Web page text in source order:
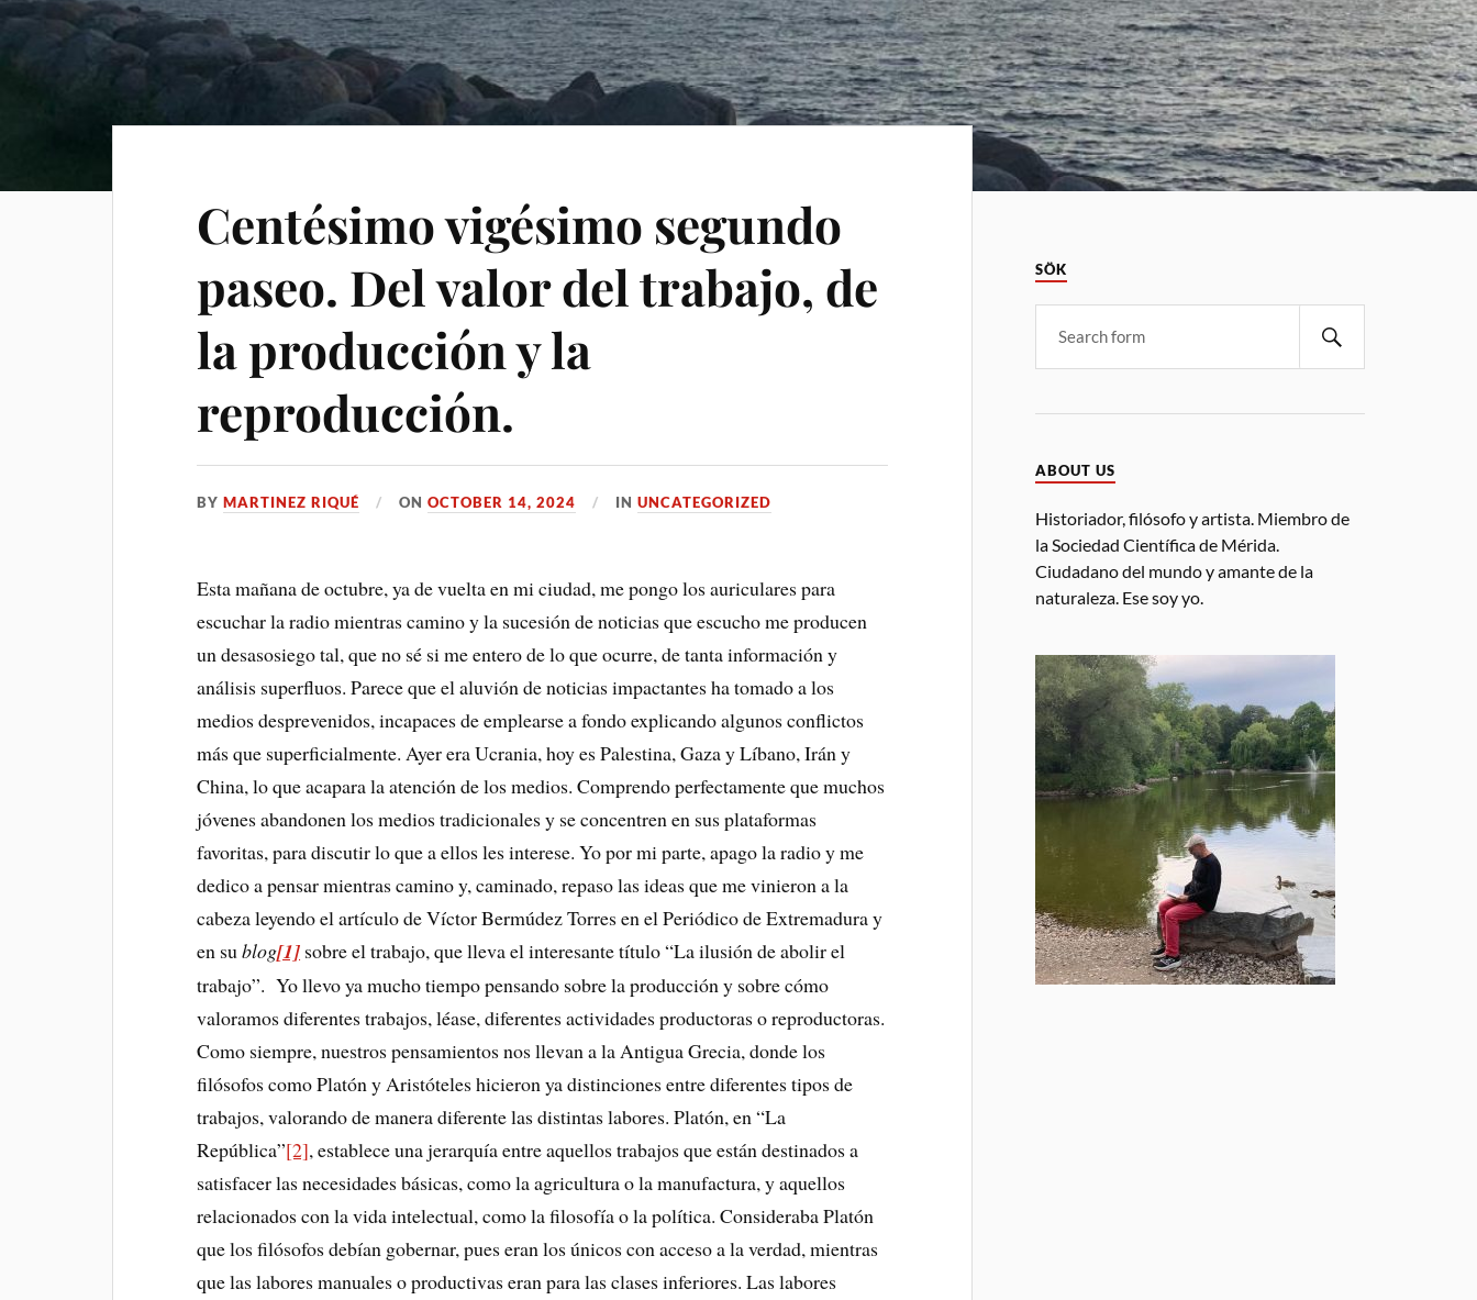
Centésimo vigésimo segundo
paseo. Del valor del trabajo, de
la producción y la
reproducción.
BYMARTINEZ RIQUÉ ONOCTOBER 14, 2024 INUNCATEGORIZED
Esta mañana de octubre, ya de vuelta en mi ciudad, me pongo los auriculares para
escuchar la radio mientras camino y la sucesión de noticias que escucho me producen
un desasosiego tal, que no sé si me entero de lo que ocurre, de tanta información y
análisis superfluos. Parece que el aluvión de noticias impactantes ha tomado a los
medios desprevenidos, incapaces de emplearse a fondo explicando algunos conflictos
más que superficialmente. Ayer era Ucrania, hoy es Palestina, Gaza y Líbano, Irán y
China, lo que acapara la atención de los medios. Comprendo perfectamente que muchos
jóvenes abandonen los medios tradicionales y se concentren en sus plataformas
favoritas, para discutir lo que a ellos les interese. Yo por mi parte, apago la radio y me
dedico a pensar mientras camino y, caminado, repaso las ideas que me vinieron a la
cabeza leyendo el artículo de Víctor Bermúdez Torres en el Periódico de Extremadura y
en sublog[1] sobre el trabajo, que lleva el interesante título “La ilusión de abolir el
trabajo”. Yo llevo ya mucho tiempo pensando sobre la producción y sobre cómo
valoramos diferentes trabajos, léase, diferentes actividades productoras o reproductoras.
Como siempre, nuestros pensamientos nos llevan a la Antigua Grecia, donde los
filósofos como Platón y Aristóteles hicieron ya distinciones entre diferentes tipos de
trabajos, valorando de manera diferente las distintas labores. Platón, en “La
República”[2], establece una jerarquía entre aquellos trabajos que están destinados a
satisfacer las necesidades básicas, como la agricultura o la manufactura, y aquellos
relacionados con la vida intelectual, como la filosofía o la política. Consideraba Platón
que los filósofos debían gobernar, pues eran los únicos con acceso a la verdad, mientras
que las labores manuales o productivas eran para las clases inferiores. Las labores
SÖK
ABOUT US
Historiador, filósofo y artista. Miembro de
la Sociedad Científica de Mérida.
Ciudadano del mundo y amante de la
naturaleza. Ese soy yo.